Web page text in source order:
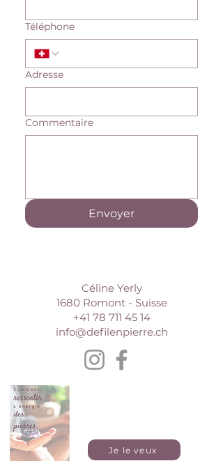
Téléphone
Adresse
Commentaire
Envoyer
Céline Yerly
1680 Romont - Suisse
+41 78 711 45 14
info@defilenpierre.ch
Je le veux